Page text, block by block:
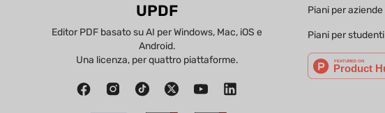
UPDF
Editor PDF basato su AI per Windows, Mac, iOS e
Android.
Una licenza, per quattro piattaforme.
Piani per aziende
Piani per studenti